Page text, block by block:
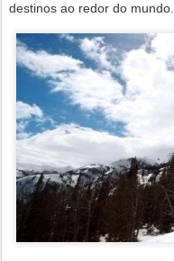
destinos ao redor do mundo.